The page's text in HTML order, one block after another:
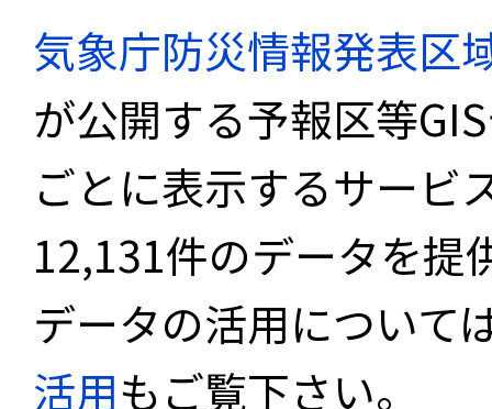
気象庁防災情報発表区
が公開する予報区等
ごとに表示するサービ
12,131件のデータを提
データの活用について
活用もご覧下さい。